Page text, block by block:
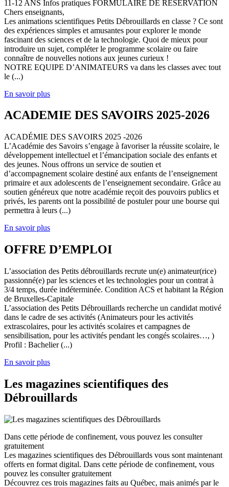
11-12 ANS Infos pratiques FORMULAIRE DE RESERVATION
Chers enseignants,
Les animations scientifiques Petits Débrouillards en classe ? Ce sont
des expériences simples et amusantes pour explorer le monde
fascinant des sciences et de la technologie. Quoi de mieux pour
introduire un sujet, compléter le programme scolaire ou faire
connaître de nouvelles notions aux jeunes curieux !
NOTRE EQUIPE D’ANIMATEURS va dans les classes avec tout
le (...)
En savoir plus
ACADEMIE DES SAVOIRS 2025-2026
ACADÉMIE DES SAVOIRS 2025 -2026
L’Académie des Savoirs s’engage à favoriser la réussite scolaire, le
développement intellectuel et l’émancipation sociale des enfants et
des jeunes. Nous offrons un service de soutien et
d’accompagnement scolaire destiné aux enfants de l’enseignement
primaire et aux adolescents de l’enseignement secondaire. Grâce au
soutien généreux que notre académie reçoit des pouvoirs publics et
privés, les parents ont la possibilité de postuler pour une bourse qui
permettra à leurs (...)
En savoir plus
OFFRE D’EMPLOI
L’association des Petits débrouillards recrute un(e) animateur(rice)
passionné(e) par les sciences et les technologies pour un contrat à
3/4 temps, durée indéterminée. Condition ACS et habitant la Région
de Bruxelles-Capitale
L’association des Petits Débrouillards recherche un candidat motivé
dans le cadre de ses activités (Animateurs pour les activités
extrascolaires, pour les activités scolaires et campagnes de
sensibilisation, pour les activités pendant les congés scolaires…, )
Profil : Bachelier (...)
En savoir plus
Les magazines scientifiques des
Débrouillards
Dans cette période de confinement, vous pouvez les consulter
gratuitement
Les magazines scientifiques des Débrouillards vous sont maintenant
offerts en format digital. Dans cette période de confinement, vous
pouvez les consulter gratuitement
Découvrez ces trois magazines faits au Québec, mais animés par le